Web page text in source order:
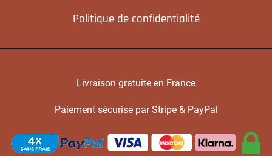
Politique de confidentialité
Livraison gratuite en France
Paiement sécurisé par Stripe & PayPal